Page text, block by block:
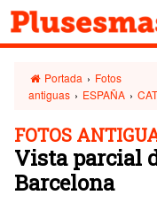
Portada › Fotos
antiguas › ESPAÑA ›
FOTOS
Vista parcial
Barcelona